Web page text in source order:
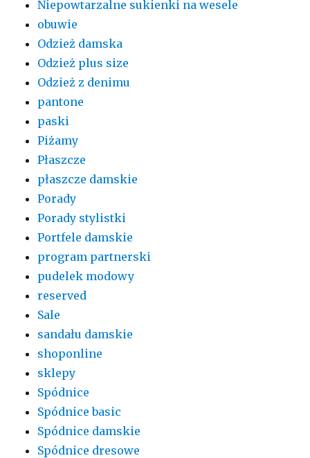
Niepowtarzalne sukienki na wesele
obuwie
Odzież damska
Odzież plus size
Odzież z denimu
pantone
paski
Piżamy
Płaszcze
płaszcze damskie
Porady
Porady stylistki
Portfele damskie
program partnerski
pudelek modowy
reserved
Sale
sandału damskie
shoponline
sklepy
Spódnice
Spódnice basic
Spódnice damskie
Spódnice dresowe